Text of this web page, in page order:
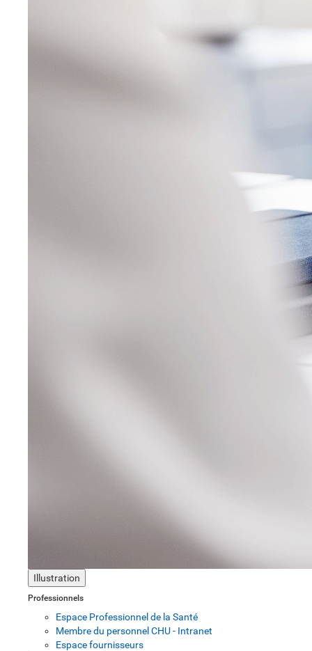
Illustration
Professionnels
Espace Professionnel de la Santé
Membre du personnel CHU - Intranet
Espace fournisseurs